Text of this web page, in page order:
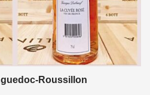
Roussillon